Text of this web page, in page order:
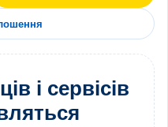
і сервісів